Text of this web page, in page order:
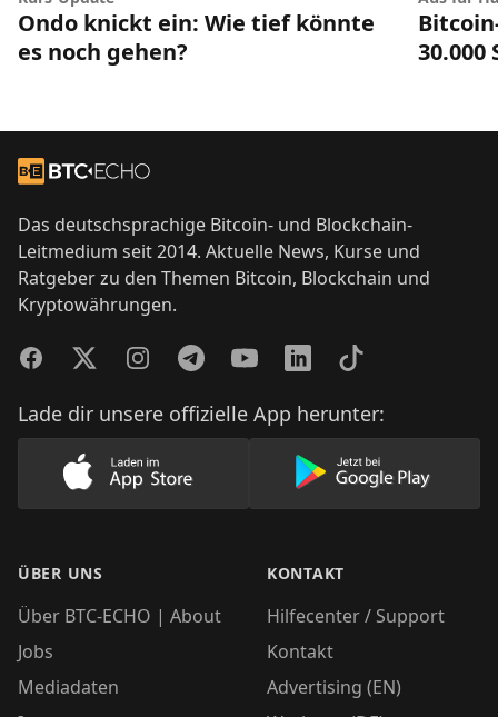
Ondo knickt ein: Wie tief könnte
es noch gehen?
Zur Startseite
Das deutschsprachige Bitcoin- und Blockchain-
Leitmedium seit 2014. Aktuelle News, Kurse und
Ratgeber zu den Themen Bitcoin, Blockchain und
Kryptowährungen.
FacebookTwitterInstagramTelegramYouTubeLinkedInTikTok
Lade dir unsere offizielle App herunter:
Lade unsere App im AppStore herunter
Lade unsere
ÜBER UNS
Über BTC-ECHO | About
Jobs
Mediadaten
KONTAKT
Hilfecenter / Support
Kontakt
Advertising (EN)